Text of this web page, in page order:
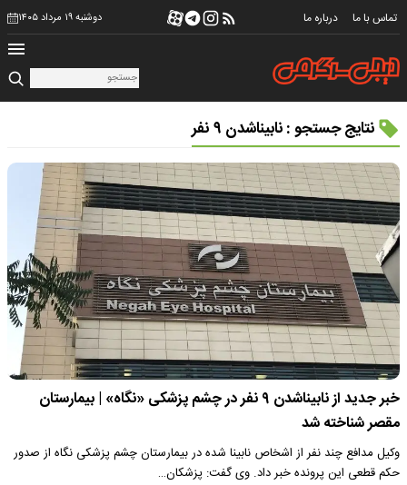
تماس با ما درباره ما دوشنبه ۱۹ مرداد ۱۴۰۵
نتایج جستجو : نابینا‌شدن ۹ نفر
خبر جدید از نابینا‌شدن ۹ نفر در چشم پزشکی «نگاه» | بیمارستان
مقصر شناخته شد
وکیل مدافع چند نفر از اشخاص نابینا شده در بیمارستان چشم پزشکی نگاه از صدور
حکم قطعی این پرونده خبر داد. وی گفت: پزشکان…